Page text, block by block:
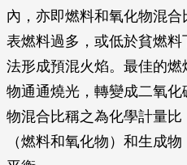
內，亦即燃料和氧化物混
表燃料過多，或低於貧燃
法形成預混火焰。最佳的
物通通燒光，轉變成二氧
物混合比稱之為化學計量
（燃料和氧化物）和生成